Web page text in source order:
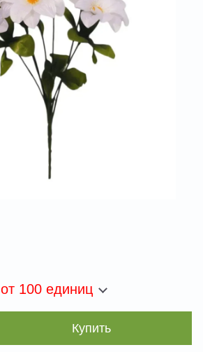
от 100 единиц
Купить